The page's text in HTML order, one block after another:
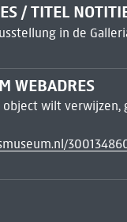
/ TITEL
in de
WEBADRES
object wilt verwijzen,